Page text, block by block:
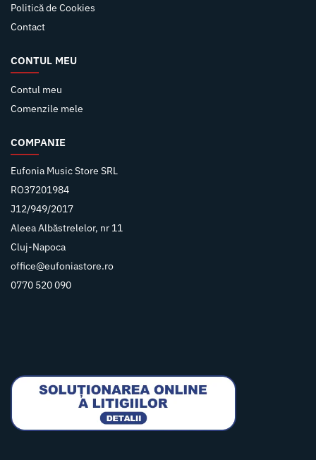
Politică de Cookies
Contact
CONTUL MEU
Contul meu
Comenzile mele
COMPANIE
Eufonia Music Store SRL
RO37201984
J12/949/2017
Aleea Albăstrelelor, nr 11
Cluj-Napoca
office@eufoniastore.ro
0770 520 090